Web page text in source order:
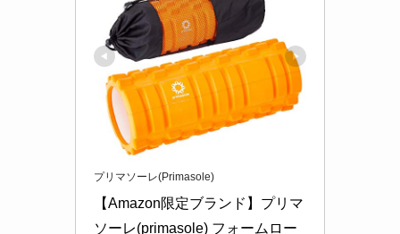
プリマソーレ(Primasole)
【Amazon限定ブランド】プリマ
ソーレ(primasole) フォームロー